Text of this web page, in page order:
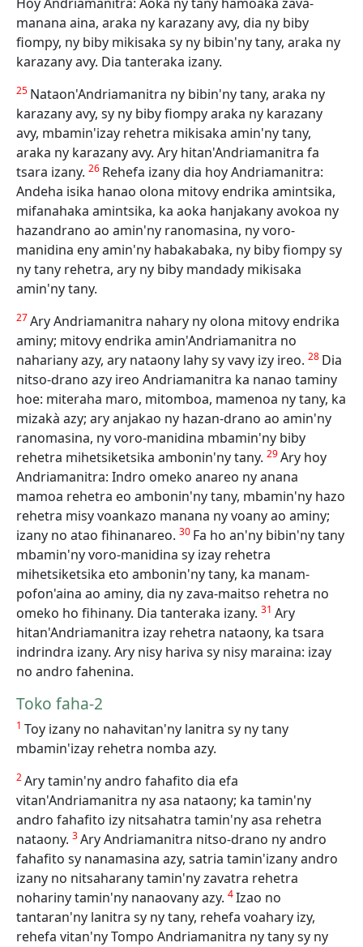
manana aina, araka ny karazany avy, dia ny biby
fiompy, ny biby mikisaka sy ny bibin'ny tany, araka ny
karazany avy. Dia tanteraka izany.
25 Nataon'Andriamanitra ny bibin'ny tany, araka ny
karazany avy, sy ny biby fiompy araka ny karazany
avy, mbamin'izay rehetra mikisaka amin'ny tany,
araka ny karazany avy. Ary hitan'Andriamanitra fa
tsara izany. 26 Rehefa izany dia hoy Andriamanitra:
Andeha isika hanao olona mitovy endrika amintsika,
mifanahaka amintsika, ka aoka hanjakany avokoa ny
hazandrano ao amin'ny ranomasina, ny voro-
manidina eny amin'ny habakabaka, ny biby fiompy sy
ny tany rehetra, ary ny biby mandady mikisaka
amin'ny tany.
27Ary Andriamanitra nahary ny olona mitovy endrika
aminy; mitovy endrika amin'Andriamanitra no
nahariany azy, ary nataony lahy sy vavy izy ireo. 28 Dia
nitso-drano azy ireo Andriamanitra ka nanao taminy
hoe: miteraha maro, mitomboa, mamenoa ny tany, ka
mizakà azy; ary anjakao ny hazan-drano ao amin'ny
ranomasina, ny voro-manidina mbamin'ny biby
rehetra mihetsiketsika ambonin'ny tany. 29Ary hoy
Andriamanitra: Indro omeko anareo ny anana
mamoa rehetra eo ambonin'ny tany, mbamin'ny hazo
rehetra misy voankazo manana ny voany ao aminy;
izany no atao fihinanareo. 30 Fa ho an'ny bibin'ny tany
mbamin'ny voro-manidina sy izay rehetra
mihetsiketsika eto ambonin'ny tany, ka manam-
pofon'aina ao aminy, dia ny zava-maitso rehetra no
omeko ho fihinany. Dia tanteraka izany. 31 Ary
hitan'Andriamanitra izay rehetra nataony, ka tsara
indrindra izany. Ary nisy hariva sy nisy maraina: izay
no andro fahenina.
Toko faha-2
1 Toy izany no nahavitan'ny lanitra sy ny tany
mbamin'izay rehetra nomba azy.
2Ary tamin'ny andro fahafito dia efa
vitan'Andriamanitra ny asa nataony; ka tamin'ny
andro fahafito izy nitsahatra tamin'ny asa rehetra
nataony. 3Ary Andriamanitra nitso-drano ny andro
fahafito sy nanamasina azy, satria tamin'izany andro
izany no nitsaharany tamin'ny zavatra rehetra
nohariny tamin'ny nanaovany azy. 4Izao no
tantaran'ny lanitra sy ny tany, rehefa voahary izy,
rehefa vitan'ny Tompo Andriamanitra ny tany sy ny